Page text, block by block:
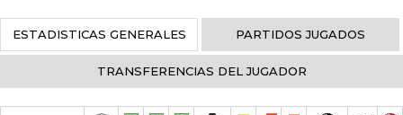
ESTADISTICAS GENERALES PARTIDOS JUGADOS
TRANSFERENCIAS DEL JUGADOR